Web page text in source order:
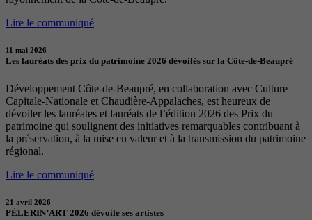
Lire le communiqué
11 mai 2026
Les lauréats des prix du patrimoine 2026 dévoilés sur la Côte-de-Beaupré
Développement Côte-de-Beaupré, en collaboration avec Culture
Capitale-Nationale et Chaudière-Appalaches, est heureux de
dévoiler les lauréates et lauréats de l’édition 2026 des Prix du
patrimoine qui soulignent des initiatives remarquables contribuant à
la préservation, à la mise en valeur et à la transmission du patrimoine
régional.
Lire le communiqué
21 avril 2026
PÈLERIN’ART 2026 dévoile ses artistes